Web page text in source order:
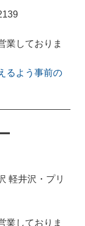
業しておりま
るよう事前の
軽井沢・プリ
業しておりま